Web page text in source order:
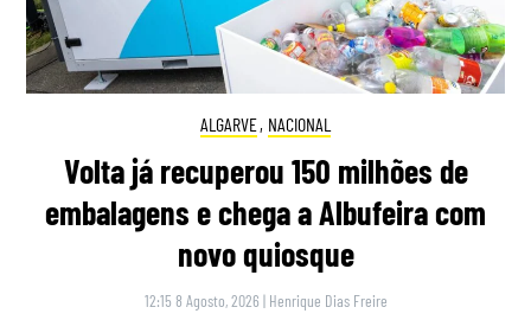
ALGARVE, NACIONAL
Volta já recuperou 150 milhões de
embalagens e chega a Albufeira com
novo quiosque
12:15 8 Agosto, 2026 | Henrique Dias Freire